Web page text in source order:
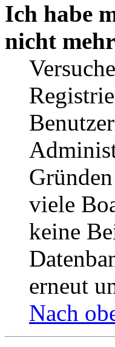
Ich habe
nicht
viele
keine
erneut
Nach